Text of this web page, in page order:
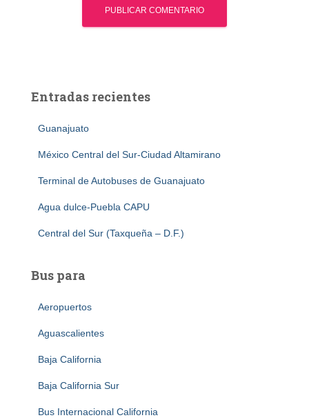
Entradas recientes
Guanajuato
México Central del Sur-Ciudad Altamirano
Terminal de Autobuses de Guanajuato
Agua dulce-Puebla CAPU
Central del Sur (Taxqueña – D.F.)
Bus para
Aeropuertos
Aguascalientes
Baja California
Baja California Sur
Bus Internacional California